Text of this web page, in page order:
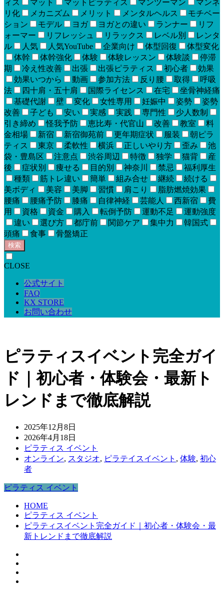
ィス
マット マットピラティス マンツーマン
マンネ
リ化
メカニズム メリット メンタルヘルス
モチベー
ション
モデル ヨガ ヨガとの違い ランナー
リフ
ォーマー
リフレッシュ リラックス レベル別
レンタ
ル
人気 人気YouTube 企業向け 体型回復
体型変化
体幹
体幹強化 体験 体験レッスン 体験談
停滞
期
冷え性改善 出張 出張ピラティス 初心者
効果
効果いつから
動画 参加方法 反り腰 取得
呼吸
法
四十肩・五十肩 国際ライセンス 在宅
坐骨神経痛
基礎代謝
壁 変化 女性専用 妊娠中 姿勢
姿勢
改善
子ども 安い 実感 実践 専門性
少人数制
引き締め
怪我予防 恵比寿・代官山 改善 教室
料
金相場
新宿 新宿御苑前 更年期症状 服装
朝ピラ
ティス
東京 柔軟性 横浜 正しいやり方 歪み
池
袋・豊島区
注意点 渋谷周辺 特徴 独学 猫背
産
後
症状別 痩せる 目的別 神奈川 禁忌
福利厚生
種類
筋トレ違い 簡単 組み合せ 継続
続ける
美ボディ
美容 美脚 習慣 肩こり
脂肪燃焼効果
腰痛
腰痛予防 膝痛 自律神経 芸能人 西新宿
費
用
資格 資金 購入 転倒予防 運動不足
運動強度
違い
選び方 都庁前 関節ケア 集中力
韓国式
頭痛
食事 骨盤矯正
検索
CLOSE
公式サイト
FAQ
KX STORE
お問い合わせ
ピラティスイベント完全ガイ
ド｜初心者・体験会・最新ト
レンドまで徹底解説
2025年12月8日
2026年4月18日
ピラティス イベント
オンライン, スタジオ, ピラテイスイベント , 体験, 初心
者
ピラティス イベント
HOME
ピラティス イベント
ピラティスイベント完全ガイド｜初心者・体験会・最
新トレンドまで徹底解説